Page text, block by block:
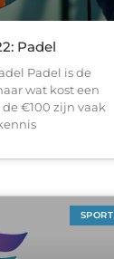
Padel
Padel is de
wat kost een
€100 zijn vaak
SPORT